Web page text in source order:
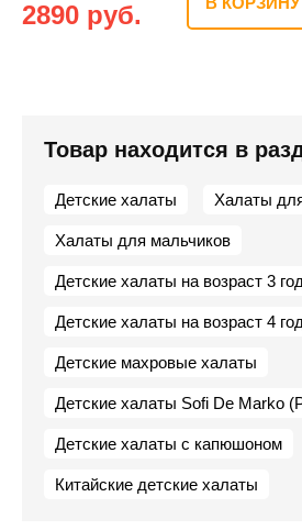
2890 руб.
Товар находится в
Детские халаты Халаты
Халаты для мальчиков
Детские халаты на возраст 3
Детские халаты на возраст 4
Детские махровые халаты
Детские халаты Sofi De Marko
Детские халаты с капюшоном
Китайские детские халаты